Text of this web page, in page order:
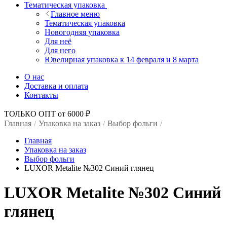
Тематическая упаковка
Главное меню
Тематическая упаковка
Новогодняя упаковка
Для неё
Для него
Ювелирная упаковка к 14 февраля и 8 марта
О нас
Доставка и оплата
Контакты
ТОЛЬКО ОПТ от 6000 ₽
Главная / Упаковка на заказ / Выбор фольги /
Главная
Упаковка на заказ
Выбор фольги
LUXOR Metalite №302 Синий глянец
LUXOR Metalite №302 Синий
глянец